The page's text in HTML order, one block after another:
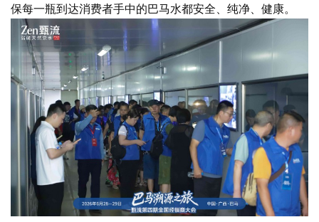
保每一瓶到达消费者手中的巴马水都安全、纯净、健康。